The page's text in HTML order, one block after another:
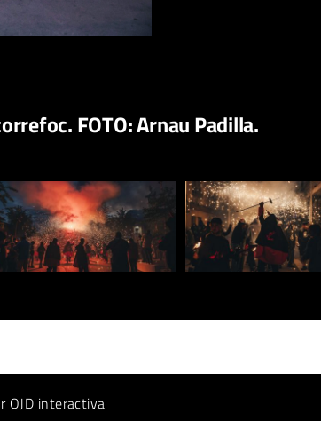
FOTO: Arnau Padilla.
OJD interactiva